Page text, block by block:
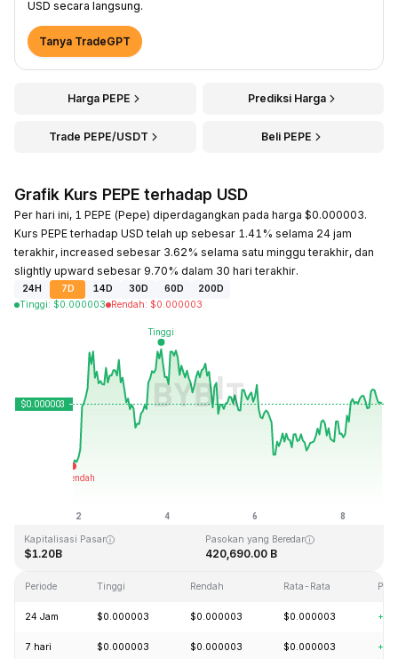
USD secara langsung.
Tanya TradeGPT
Harga PEPE Prediksi Harga
Trade PEPE/USDT Beli PEPE
Grafik Kurs PEPE terhadap USD
Per hari ini, 1 PEPE (Pepe) diperdagangkan pada harga $0.000003.
Kurs PEPE terhadap USD telah up sebesar 1.41% selama 24 jam
terakhir, increased sebesar 3.62% selama satu minggu terakhir, dan
slightly upward sebesar 9.70% dalam 30 hari terakhir.
24H 7D 14D 30D 60D
200D
Tinggi: $0.000003 Rendah: $0.000003
Terakhir Diperbarui: 2026-08-08, 20:47 GMT+0
$0.000028 $0.000000
Kapitalisasi Pasar
$1.20B
Pasokan yang Beredar
420,690.00 B
Periode Tinggi Rendah Rata-Rata
24 Jam $0.000003 $0.000003 $0.000003
7 hari $0.000003 $0.000003 $0.000003